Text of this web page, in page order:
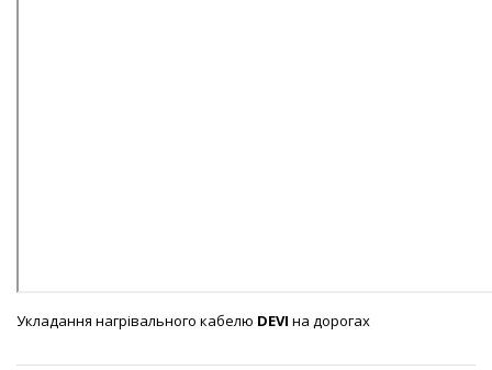
Укладання нагрівального кабелю DEVI на дорогах